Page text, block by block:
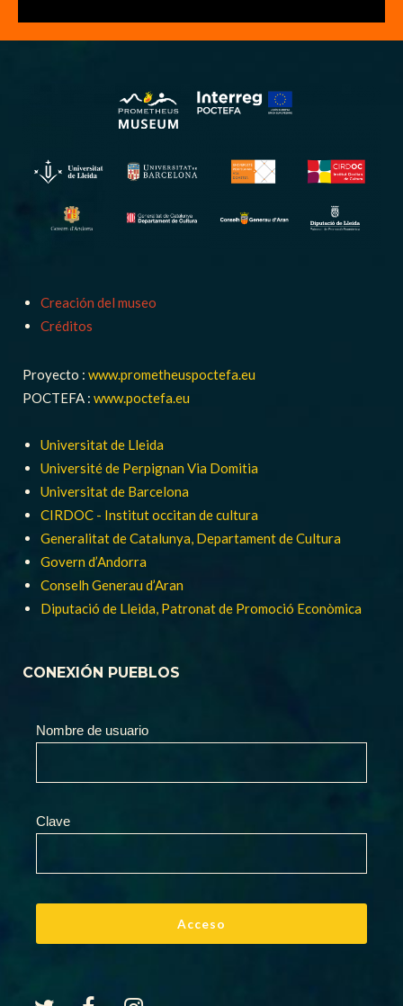
Creación del museo
Créditos
Proyecto : www.prometheuspoctefa.eu
POCTEFA : www.poctefa.eu
Universitat de Lleida
Université de Perpignan Via Domitia
Universitat de Barcelona
CIRDOC - Institut occitan de cultura
Generalitat de Catalunya, Departament de Cultura
Govern d’Andorra
Conselh Generau d’Aran
Diputació de Lleida, Patronat de Promoció Econòmica
CONEXIÓN PUEBLOS
Nombre de usuario
Clave